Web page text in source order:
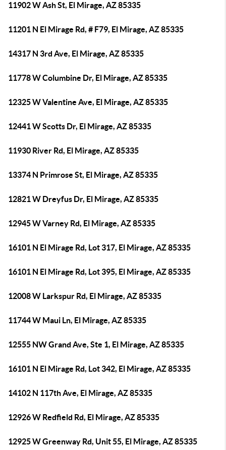
11902 W Ash St, El Mirage, AZ 85335
11201 N El Mirage Rd, # F79, El Mirage, AZ 85335
14317 N 3rd Ave, El Mirage, AZ 85335
11778 W Columbine Dr, El Mirage, AZ 85335
12325 W Valentine Ave, El Mirage, AZ 85335
12441 W Scotts Dr, El Mirage, AZ 85335
11930 River Rd, El Mirage, AZ 85335
13374 N Primrose St, El Mirage, AZ 85335
12821 W Dreyfus Dr, El Mirage, AZ 85335
12945 W Varney Rd, El Mirage, AZ 85335
16101 N El Mirage Rd, Lot 317, El Mirage, AZ 85335
16101 N El Mirage Rd, Lot 395, El Mirage, AZ 85335
12008 W Larkspur Rd, El Mirage, AZ 85335
11744 W Maui Ln, El Mirage, AZ 85335
12555 NW Grand Ave, Ste 1, El Mirage, AZ 85335
16101 N El Mirage Rd, Lot 342, El Mirage, AZ 85335
14102 N 117th Ave, El Mirage, AZ 85335
12926 W Redfield Rd, El Mirage, AZ 85335
12925 W Greenway Rd, Unit 55, El Mirage, AZ 85335